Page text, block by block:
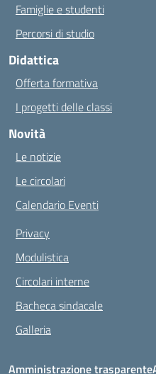
Famiglie e studenti
Percorsi di studio
Didattica
Offerta formativa
I progetti delle classi
Novità
Le notizie
Le circolari
Calendario Eventi
Privacy
Modulistica
Circolari interne
Bacheca sindacale
Galleria
Amministrazione trasparente